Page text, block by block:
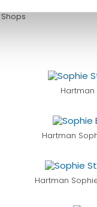
Hartman
Hartman
Hartman